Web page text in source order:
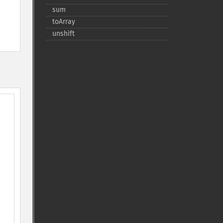
sum
toArray
unshift